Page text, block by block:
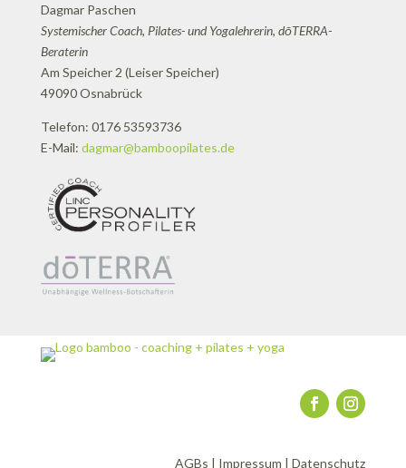
Dagmar Paschen
Systemischer Coach, Pilates- und Yogalehrerin, dōTERRA-
Beraterin
Am Speicher 2 (Leiser Speicher)
49090 Osnabrück
Telefon: 0176 53593736
E-Mail: dagmar@bamboopilates.de
AGBs | Impressum |Datenschutz